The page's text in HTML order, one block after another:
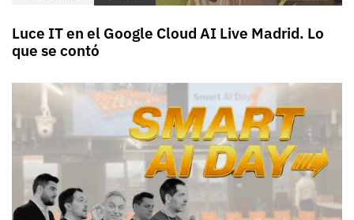
Luce IT en el Google Cloud AI Live Madrid. Lo
que se contó